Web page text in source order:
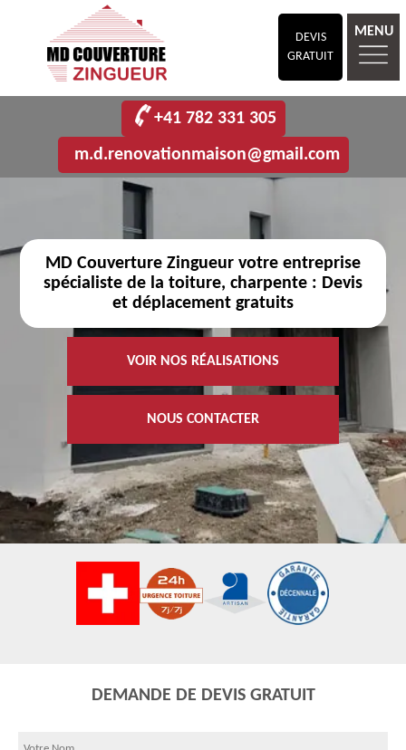
DEVIS
GRATUIT
MENU
+41 782 331 305
m.d.renovationmaison@gmail.com
MD Couverture Zingueur votre entreprise
spécialiste de la toiture, charpente : Devis
et déplacement gratuits
VOIR NOS RÉALISATIONS
NOUS CONTACTER
DEMANDE DE DEVIS GRATUIT